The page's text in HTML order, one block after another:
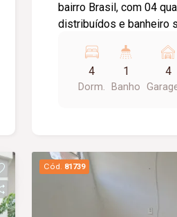
bairro Brasil, com 04
distribuídos e banheiro
sala de jantar espaçosa
armário sob a pia,
praticidade no dia a dia.
garagem cobertas,
comodidade e
4
Dorm.
1
Banho
4
Cód. 81739